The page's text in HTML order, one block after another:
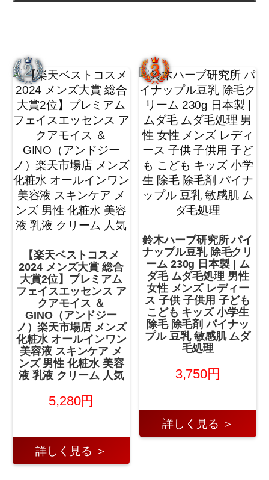
【楽天ベストコスメ
2024 メンズ大賞 総合
大賞2位】プレミアム
フェイスエッセンス ア
クアモイス ＆
GINO（アンドジー
ノ）楽天市場店 メンズ
化粧水 オールインワン
美容液 スキンケア メ
ンズ 男性 化粧水 美容
液 乳液 クリーム 人気
5,280円
詳しく見る ＞
鈴木ハーブ研究所 パイ
ナップル豆乳 除毛クリ
ーム 230g 日本製 | ム
ダ毛 ムダ毛処理 男性
女性 メンズ レディー
ス 子供 子供用 子ども
こども キッズ 小学生
除毛 除毛剤 パイナッ
プル 豆乳 敏感肌 ムダ
毛処理
3,750円
詳しく見る ＞